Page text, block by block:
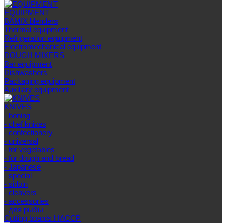
EQUIPMENT
BAMIX blenders
Thermal equipment
Refrigeration equipment
Electromechanical equipment
DOUGH MIXERS
Bar equipment
Dishwashers
Packaging equipment
Auxiliary equipment
KNIVES
- boning
- chef knives
- confectionery
- universal
- for vegetables
- for dough and bread
- Japanese
- special
- sirloin
- cleavers
- accessories
- для рыбы
Cutting boards HACCP